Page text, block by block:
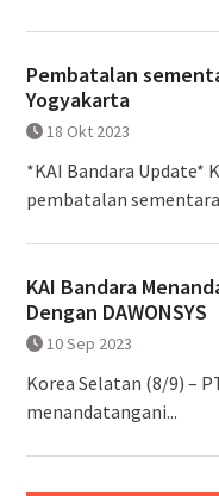
Pembatalan
Yogyakarta
18 Okt 2023
*KAI Bandara Update*
pembatalan
KAI Bandara
Dengan DAWONSYS
10 Sep 2023
Korea Selatan (8/9) –
menandatangani...